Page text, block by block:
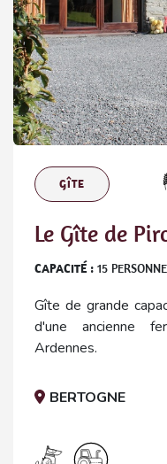
GÎTE
Le Gîte de
CAPACITÉ : 15
Gîte de grande
d'une ancienne
Ardennes.
BERTOGNE